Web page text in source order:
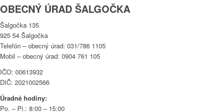
OBECNÝ ÚRAD ŠALGOČKA
Šalgočka 135
925 54 Šalgočka
Telefón – obecný úrad: 031/786 1105
Mobil – obecný úrad: 0904 761 105
IČO: 00613932
DIČ: 2021002566
Úradné hodiny:
Po. – Pi.: 8:00 – 15:00